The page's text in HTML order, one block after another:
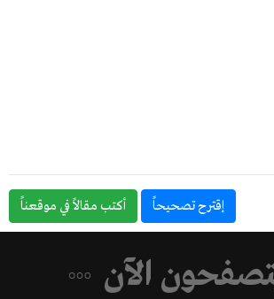
إقترح تصحيحاً أكتب مقالاً في موقعناً
الآن